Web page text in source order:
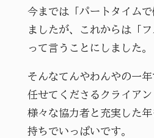
今までは「パートタイム
ましたが、これからは「
って言うことにしました。
そんなてんやわんやの一
任せてくださるクライア
様々な協力者と充実した
持ちでいっぱいです。